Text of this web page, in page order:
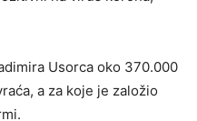
Usorca oko 370.000
a za koje je založio